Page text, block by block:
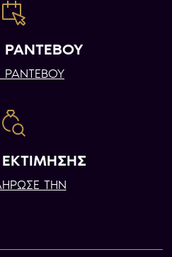
ΡΑΝΤΕΒΟΥ
ΡΑΝΤΕΒΟΥ
ΤΗΝ